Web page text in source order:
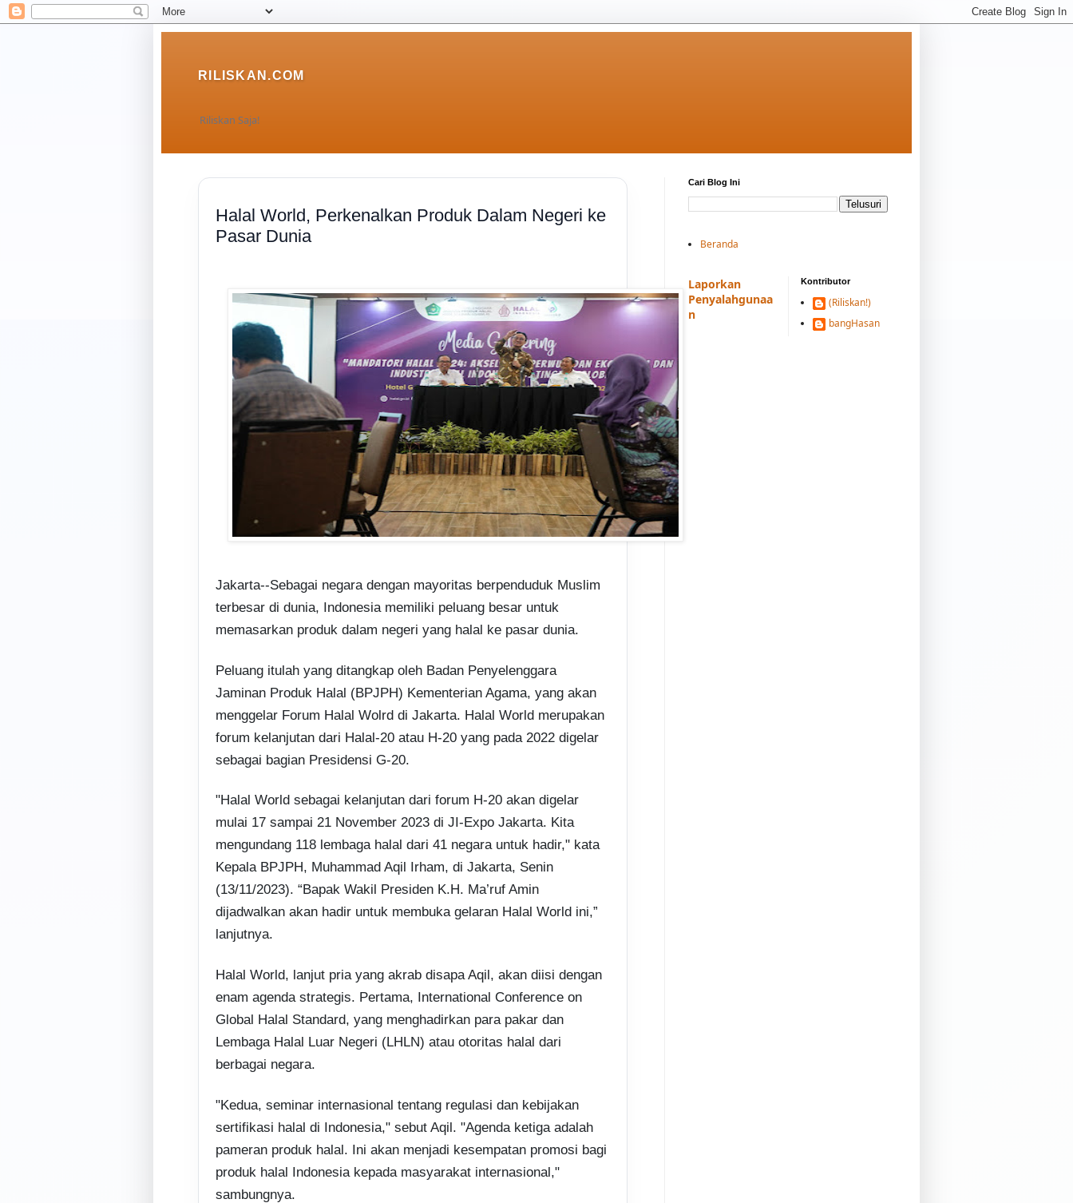
RILISKAN.COM
Riliskan Saja!
Halal World, Perkenalkan Produk Dalam Negeri ke
Pasar Dunia
Jakarta--Sebagai negara dengan mayoritas berpenduduk Muslim
terbesar di dunia, Indonesia memiliki peluang besar untuk
memasarkan produk dalam negeri yang halal ke pasar dunia.
Peluang itulah yang ditangkap oleh Badan Penyelenggara
Jaminan Produk Halal (BPJPH) Kementerian Agama, yang akan
menggelar Forum Halal Wolrd di Jakarta. Halal World merupakan
forum kelanjutan dari Halal-20 atau H-20 yang pada 2022 digelar
sebagai bagian Presidensi G-20.
"Halal World sebagai kelanjutan dari forum H-20 akan digelar
mulai 17 sampai 21 November 2023 di JI-Expo Jakarta. Kita
mengundang 118 lembaga halal dari 41 negara untuk hadir," kata
Kepala BPJPH, Muhammad Aqil Irham, di Jakarta, Senin
(13/11/2023). “Bapak Wakil Presiden K.H. Ma’ruf Amin
dijadwalkan akan hadir untuk membuka gelaran Halal World ini,”
lanjutnya.
Halal World, lanjut pria yang akrab disapa Aqil, akan diisi dengan
enam agenda strategis. Pertama, International Conference on
Global Halal Standard, yang menghadirkan para pakar dan
Lembaga Halal Luar Negeri (LHLN) atau otoritas halal dari
berbagai negara.
"Kedua, seminar internasional tentang regulasi dan kebijakan
sertifikasi halal di Indonesia," sebut Aqil. "Agenda ketiga adalah
pameran produk halal. Ini akan menjadi kesempatan promosi bagi
produk halal Indonesia kepada masyarakat internasional,"
sambungnya.
Cari Blog Ini
Beranda
Laporkan
Penyalahgunaa
n
Kontributor
(Riliskan!)
bangHasan